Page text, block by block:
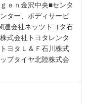
ｅｎ金沢中央■センタ
ター、ボディサービ
連会社ネッツトヨタ石
式会社トヨタレンタ
ヨタＬ＆Ｆ石川株式
プタイヤ北陸株式会